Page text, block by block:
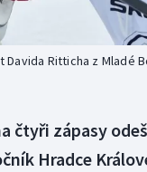
Ritticha z Mladé
čtyři zápasy
Hradce